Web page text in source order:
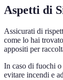
Aspetti di
Assicurati di
come lo hai
appositi per
In caso di fuochi
evitare incendi e